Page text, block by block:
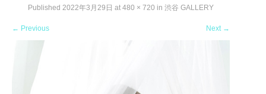
Published2022年3月29日 at480 × 720 in渋谷 GALLERY
← Previous Next →